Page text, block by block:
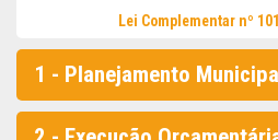
Lei Complementar nº
1 - Planejamento